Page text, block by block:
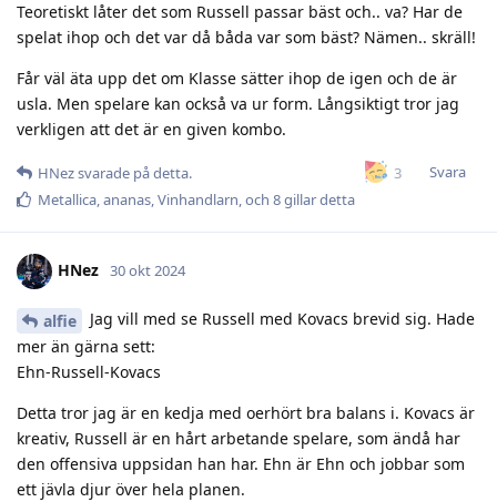
Teoretiskt låter det som Russell passar bäst och.. va? Har de
spelat ihop och det var då båda var som bäst? Nämen.. skräll!
Får väl äta upp det om Klasse sätter ihop de igen och de är
usla. Men spelare kan också va ur form. Långsiktigt tror jag
verkligen att det är en given kombo.
3 Svara
HNezsvarade på detta.
Metallica,ananas,Vinhandlarn, och 8gillar detta
HNez 30 okt 2024
alfie
Jag vill med se Russell med Kovacs brevid sig. Hade
mer än gärna sett:
Ehn-Russell-Kovacs
Detta tror jag är en kedja med oerhört bra balans i. Kovacs är
kreativ, Russell är en hårt arbetande spelare, som ändå har
den offensiva uppsidan han har. Ehn är Ehn och jobbar som
ett jävla djur över hela planen.